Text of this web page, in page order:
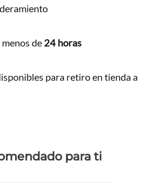
de 24 horas
para retiro en tienda a
para ti